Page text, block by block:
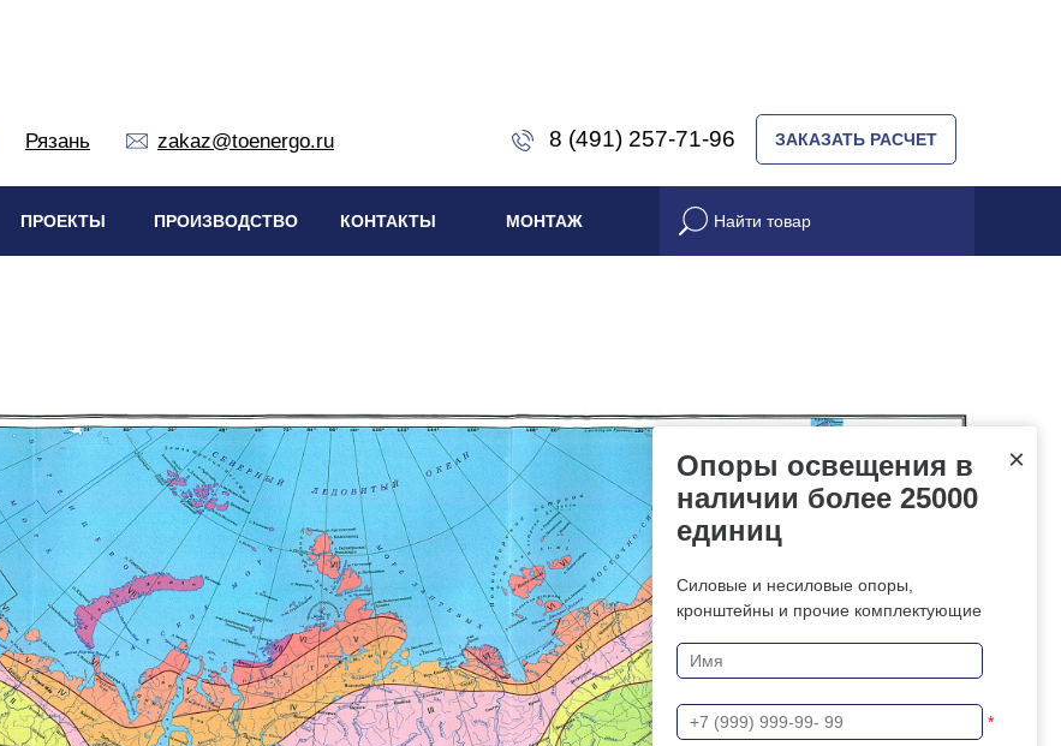
Рязань zakaz@toenergo.ru 8 (491) 257-71-96 ЗАКАЗАТЬ РАСЧЕТ
ПРОЕКТЫ ПРОИЗВОДСТВО КОНТАКТЫ МОНТАЖ
×
Опоры освещения в
наличии более 25000
единиц
Силовые и несиловые опоры,
кронштейны и прочие комплектующие
*